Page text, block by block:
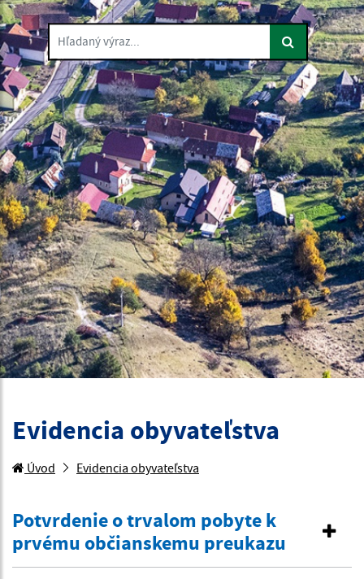
Hľadaný výraz...
Evidencia obyvateľstva
Úvod Evidencia obyvateľstva
Potvrdenie o trvalom pobyte k
prvému občianskemu preukazu